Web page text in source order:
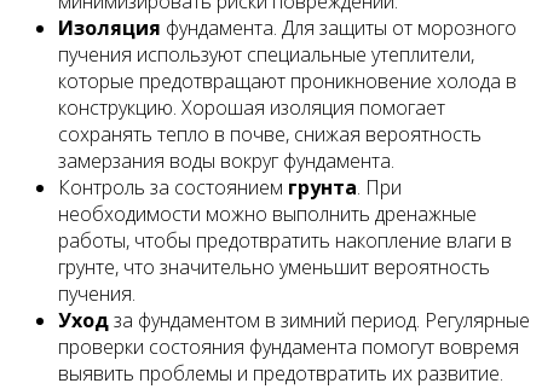
Изоляция фундамента. Для защиты от морозного
пучения используют специальные утеплители,
которые предотвращают проникновение холода в
конструкцию. Хорошая изоляция помогает
сохранять тепло в почве, снижая вероятность
замерзания воды вокруг фундамента.
Контроль за состоянием грунта. При
необходимости можно выполнить дренажные
работы, чтобы предотвратить накопление влаги в
грунте, что значительно уменьшит вероятность
пучения.
Уходза фундаментом в зимний период. Регулярные
проверки состояния фундамента помогут вовремя
выявить проблемы и предотвратить их развитие.